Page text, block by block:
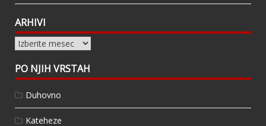
ARHIVI
Arhivi
PO NJIH VRSTAH
Duhovno
Kateheze